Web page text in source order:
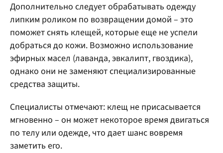
Дополнительно следует обрабатывать одежду
липким роликом по возвращении домой – это
поможет снять клещей, которые еще не успели
добраться до кожи. Возможно использование
эфирных масел (лаванда, эвкалипт, гвоздика),
однако они не заменяют специализированные
средства защиты.
Специалисты отмечают: клещ не присасывается
мгновенно – он может некоторое время двигаться
по телу или одежде, что дает шанс вовремя
заметить его.